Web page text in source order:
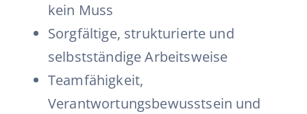
kein Muss
Sorgfältige, strukturierte und
selbstständige Arbeitsweise
Teamfähigkeit,
Verantwortungsbewusstsein und